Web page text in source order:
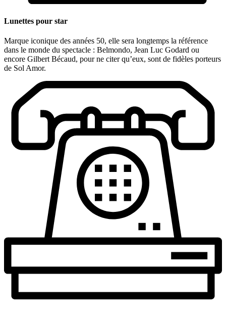
Lunettes pour star
Marque iconique des années 50, elle sera longtemps la référence
dans le monde du spectacle : Belmondo, Jean Luc Godard ou
encore Gilbert Bécaud, pour ne citer qu’eux, sont de fidèles porteurs
de Sol Amor.